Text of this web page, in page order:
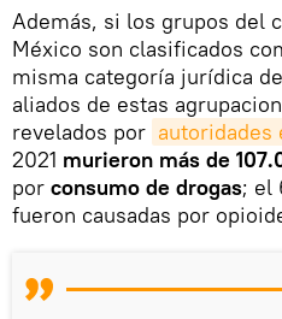
Además, si los grupos del
México son clasificados
misma categoría jurídica
aliados de estas
revelados por autoridades
2021 murieron más de
por consumo de drogas; el
fueron causadas por